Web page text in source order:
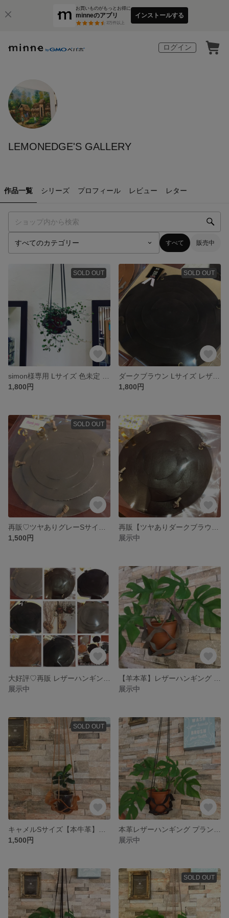
お買いものがもっとお得に
minneのアプリ
3万件以上
インストールする
ログイン
LEMONEDGE'S GALLERY
作品一覧 シリーズ プロフィール レビュー レター
すべて 販売中
SOLD OUT
1,800円
SOLD OUT
1,800円
SOLD OUT
1,500円
展示中
展示中
展示中
SOLD OUT
1,500円
展示中
SOLD OUT